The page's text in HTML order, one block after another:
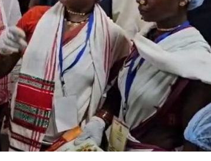
सकेंगी। गुंडाधूर महिला स्व सहायता समूह में महिलाएं इमली का